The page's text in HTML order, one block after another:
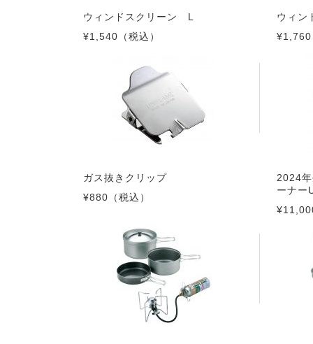
ウィンドスクリーン L
¥1,540 （税込）
ウィン
¥1,760
ガス抜きクリップ
¥880 （税込）
2024
ーナー